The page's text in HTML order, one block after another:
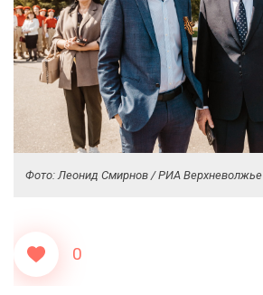
Фото: Леонид Смирнов / РИА Верхневолжье
0